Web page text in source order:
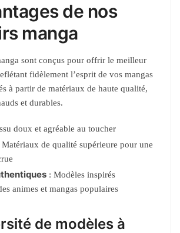
de nos
manga
sont conçus pour offrir le meilleur
fidèlement l’esprit de vos mangas
à partir de matériaux de haute qualité,
et durables.
doux et agréable au toucher
Matériaux de qualité supérieure pour une
: Modèles inspirés
animes et mangas populaires
de modèles à